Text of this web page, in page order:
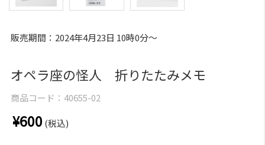
販売期間：2024年4月23日 10時0分～
オペラ座の怪人 折りたたみメモ
商品コード： 40655-02
¥600 (税込)